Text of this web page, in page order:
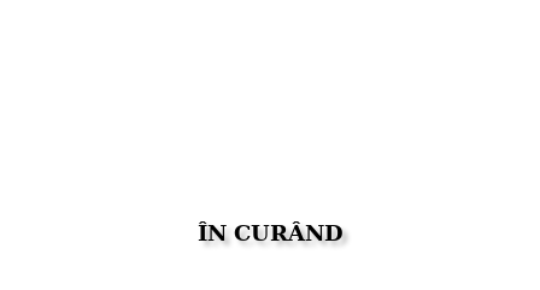
ÎN CURÂND